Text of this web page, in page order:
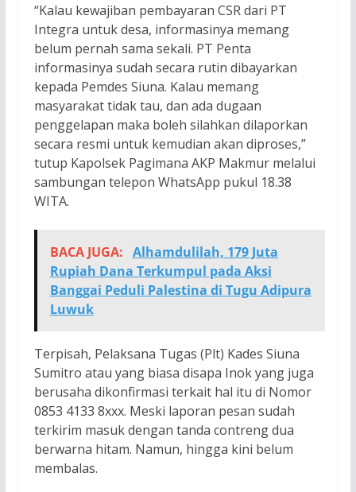
“Kalau kewajiban pembayaran CSR dari PT
Integra untuk desa, informasinya memang
belum pernah sama sekali. PT Penta
informasinya sudah secara rutin dibayarkan
kepada Pemdes Siuna. Kalau memang
masyarakat tidak tau, dan ada dugaan
penggelapan maka boleh silahkan dilaporkan
secara resmi untuk kemudian akan diproses,”
tutup Kapolsek Pagimana AKP Makmur melalui
sambungan telepon WhatsApp pukul 18.38
WITA.
BACA JUGA: Alhamdulilah, 179 Juta
Rupiah Dana Terkumpul pada Aksi
Banggai Peduli Palestina di Tugu Adipura
Luwuk
Terpisah, Pelaksana Tugas (Plt) Kades Siuna
Sumitro atau yang biasa disapa Inok yang juga
berusaha dikonfirmasi terkait hal itu di Nomor
0853 4133 8xxx. Meski laporan pesan sudah
terkirim masuk dengan tanda contreng dua
berwarna hitam. Namun, hingga kini belum
membalas.